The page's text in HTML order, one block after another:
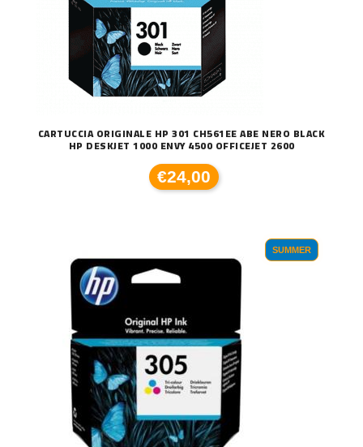
CARTUCCIA ORIGINALE HP 301 CH561EE ABE NERO BLACK
HP DESKJET 1000 ENVY 4500 OFFICEJET 2600
€24,00
SUMMER